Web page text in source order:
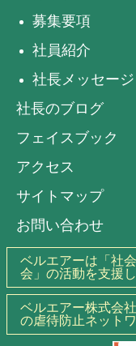
募集要項
社員紹介
社長メッセージ
社長のブログ
フェイスブック
アクセス
サイトマップ
お問い合わせ
ベルエアーは「社
会」の活動を支援
ベルエアー株式会
の虐待防止ネット